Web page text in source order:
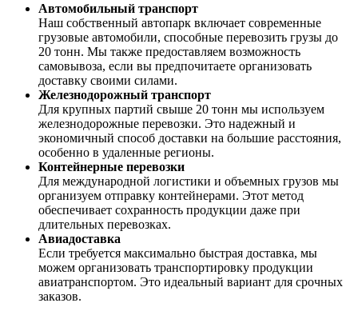
Автомобильный транспорт
Наш собственный автопарк включает современные
грузовые автомобили, способные перевозить грузы до
20 тонн. Мы также предоставляем возможность
самовывоза, если вы предпочитаете организовать
доставку своими силами.
Железнодорожный транспорт
Для крупных партий свыше 20 тонн мы используем
железнодорожные перевозки. Это надежный и
экономичный способ доставки на большие расстояния,
особенно в удаленные регионы.
Контейнерные перевозки
Для международной логистики и объемных грузов мы
организуем отправку контейнерами. Этот метод
обеспечивает сохранность продукции даже при
длительных перевозках.
Авиадоставка
Если требуется максимально быстрая доставка, мы
можем организовать транспортировку продукции
авиатранспортом. Это идеальный вариант для срочных
заказов.